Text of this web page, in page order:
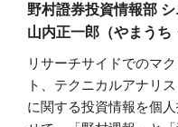
野村證券投資情報部
山内正一郎（やまうち
リサーチサイドでのマ
ト、テクニカルアナリ
に関する投資情報を個